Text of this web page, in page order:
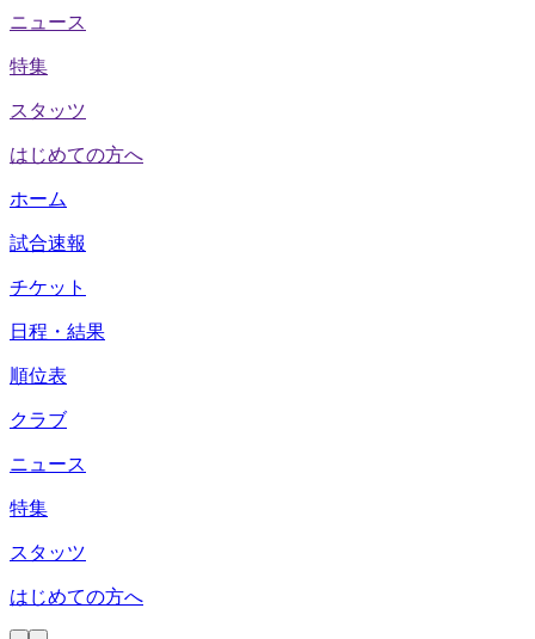
ニュース
特集
スタッツ
はじめての方へ
ホーム
試合速報
チケット
日程・結果
順位表
クラブ
ニュース
特集
スタッツ
はじめての方へ